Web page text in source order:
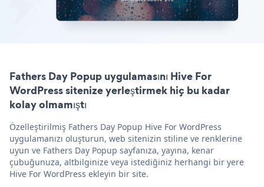
Fathers Day Popup uygulamasını Hive For
WordPress sitenize yerleştirmek hiç bu kadar
kolay olmamıştı
Özelleştirilmiş Fathers Day Popup Hive For WordPress
uygulamanızı oluşturun, web sitenizin stiline ve renklerine
uyun ve Fathers Day Popup sayfanıza, yayına, kenar
çubuğunuza, altbilginize veya istediğiniz herhangi bir yere
Hive For WordPress ekleyin bir site.